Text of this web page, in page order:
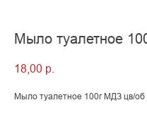
Мыло туалетное
18,00 р.
Мыло туалетное 100г МДЗ цв/об